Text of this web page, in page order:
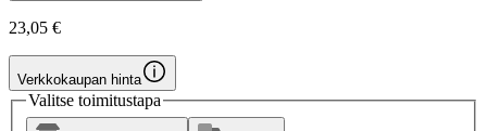
23,05 €
Verkkokaupan hinta
Valitse toimitustapa